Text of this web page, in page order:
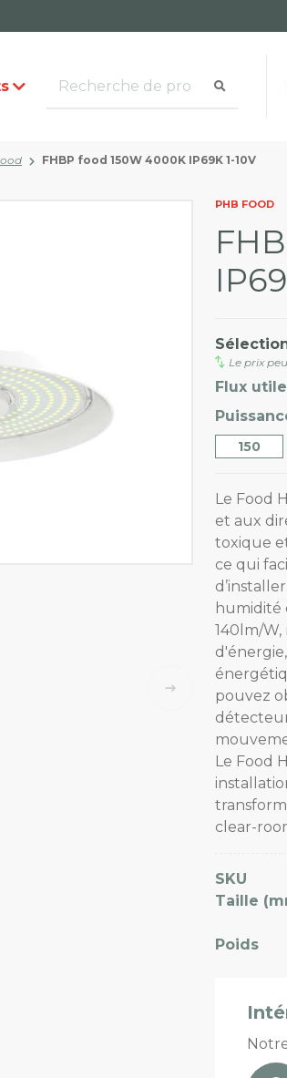
FHBP food 150W 4000K IP69K 1-10V
PHB FOOD
Le prix
Flux
150
Le Food
et aux
toxique
ce qui
humidité
140lm/
pouvez
Le Food
clear-
SKU
Taille
Poids